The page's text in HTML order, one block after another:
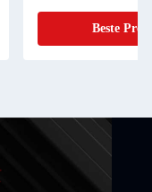
Beste